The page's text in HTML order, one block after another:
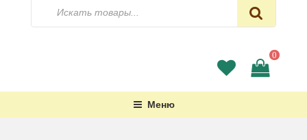
0
Меню